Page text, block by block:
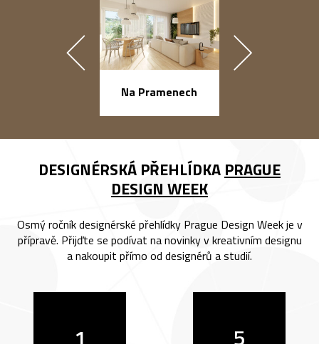
Na Pramenech
DESIGNÉRSKÁ PŘEHLÍDKA PRAGUE
DESIGN WEEK
Osmý ročník designérské přehlídky Prague Design Week je v
přípravě. Přijďte se podívat na novinky v kreativním designu
a nakoupit přímo od designérů a studií.